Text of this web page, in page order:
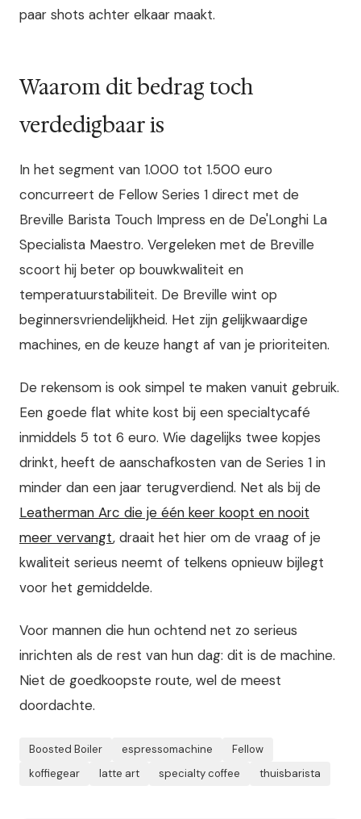
paar shots achter elkaar maakt.
Waarom dit bedrag toch
verdedigbaar is
In het segment van 1.000 tot 1.500 euro
concurreert de Fellow Series 1 direct met de
Breville Barista Touch Impress en de De'Longhi La
Specialista Maestro. Vergeleken met de Breville
scoort hij beter op bouwkwaliteit en
temperatuurstabiliteit. De Breville wint op
beginnersvriendelijkheid. Het zijn gelijkwaardige
machines, en de keuze hangt af van je prioriteiten.
De rekensom is ook simpel te maken vanuit gebruik.
Een goede flat white kost bij een specialtycafé
inmiddels 5 tot 6 euro. Wie dagelijks twee kopjes
drinkt, heeft de aanschafkosten van de Series 1 in
minder dan een jaar terugverdiend. Net als bij de
Leatherman Arc die je één keer koopt en nooit
meer vervangt, draait het hier om de vraag of je
kwaliteit serieus neemt of telkens opnieuw bijlegt
voor het gemiddelde.
Voor mannen die hun ochtend net zo serieus
inrichten als de rest van hun dag: dit is de machine.
Niet de goedkoopste route, wel de meest
doordachte.
Boosted Boiler espressomachine
Fellow
koffiegear
latte art specialty coffee thuisbarista